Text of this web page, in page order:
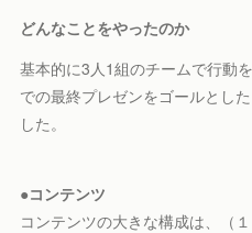
どんなことをやったのか
基本的に3人1組のチームで行動
での最終プレゼンをゴールとし
した。
●コンテンツ
コンテンツの大きな構成は、（